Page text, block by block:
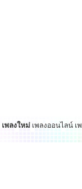
เพลงใหม่ เพลงออนไลน์ เ